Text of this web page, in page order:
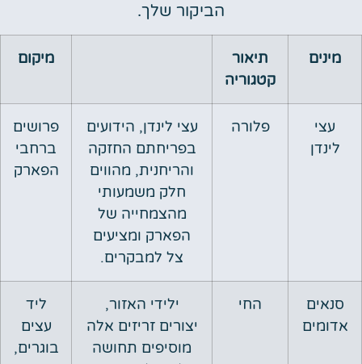
הביקור שלך.
מינים
תיאור
קטגוריה
מיקום
עצי
לינדן
פלורה
עצי לינדן, הידועים
בפריחתם החזקה
והריחנית, מהווים
חלק משמעותי
מהצמחייה של
הפארק ומציעים
צל למבקרים.
פרושים
ברחבי
הפארק
סנאים
אדומים
החי
ילידי האזור,
יצורים זריזים אלה
מוסיפים תחושה
ליד
עצים
בוגרים,